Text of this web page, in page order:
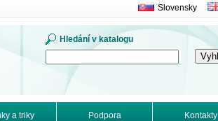
Hledání v katalogu
Slovensky
a triky Podpora Kontakty